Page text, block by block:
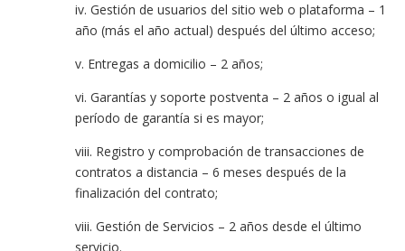
iv. Gestión de usuarios del sitio web o plataforma – 1
año (más el año actual) después del último acceso;
v. Entregas a domicilio – 2 años;
vi. Garantías y soporte postventa – 2 años o igual al
período de garantía si es mayor;
viii. Registro y comprobación de transacciones de
contratos a distancia – 6 meses después de la
finalización del contrato;
viii. Gestión de Servicios – 2 años desde el último
servicio.